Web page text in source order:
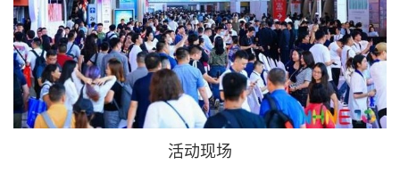
活动现场